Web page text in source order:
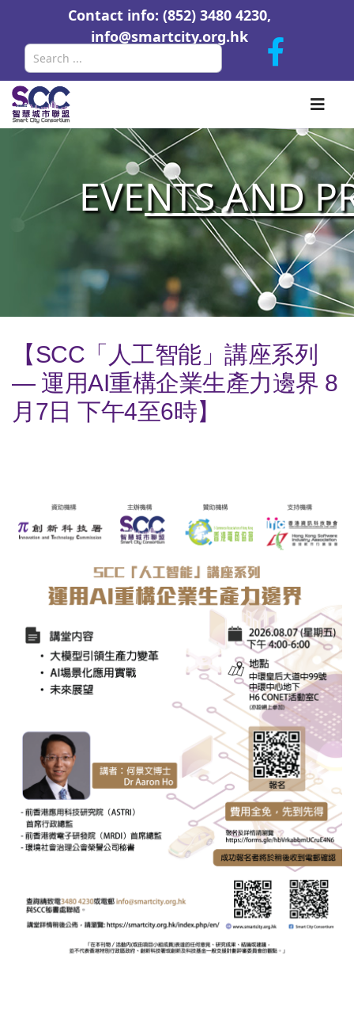
Contact info: (852) 3480 4230,
info@smartcity.org.hk
EVENTS AND
【SCC「人工智能」講座系列
— 運用AI重構企業生產力邊界 8
月7日 下午4至6時】